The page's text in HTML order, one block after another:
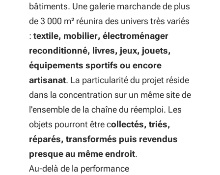
bâtiments. Une galerie marchande de plus
de 3 000 m² réunira des univers très variés
: textile, mobilier, électroménager
reconditionné, livres, jeux, jouets,
équipements sportifs ou encore
artisanat. La particularité du projet réside
dans la concentration sur un même site de
l'ensemble de la chaîne du réemploi. Les
objets pourront être collectés, triés,
réparés, transformés puis revendus
presque au même endroit.
Au-delà de la performance